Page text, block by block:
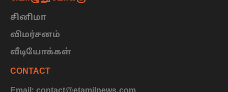
சினிமா
விமர்சனம்
வீடியோக்கள்
CONTACT